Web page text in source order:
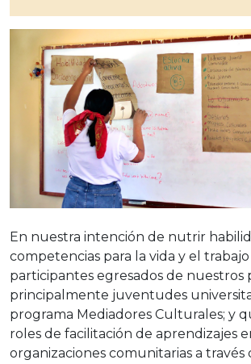
En nuestra intención de nutrir
competencias para la vida y el
participantes egresados de nuestros
principalmente juventudes
programa Mediadores Culturales; y
roles de facilitación de aprendizajes
organizaciones comunitarias a